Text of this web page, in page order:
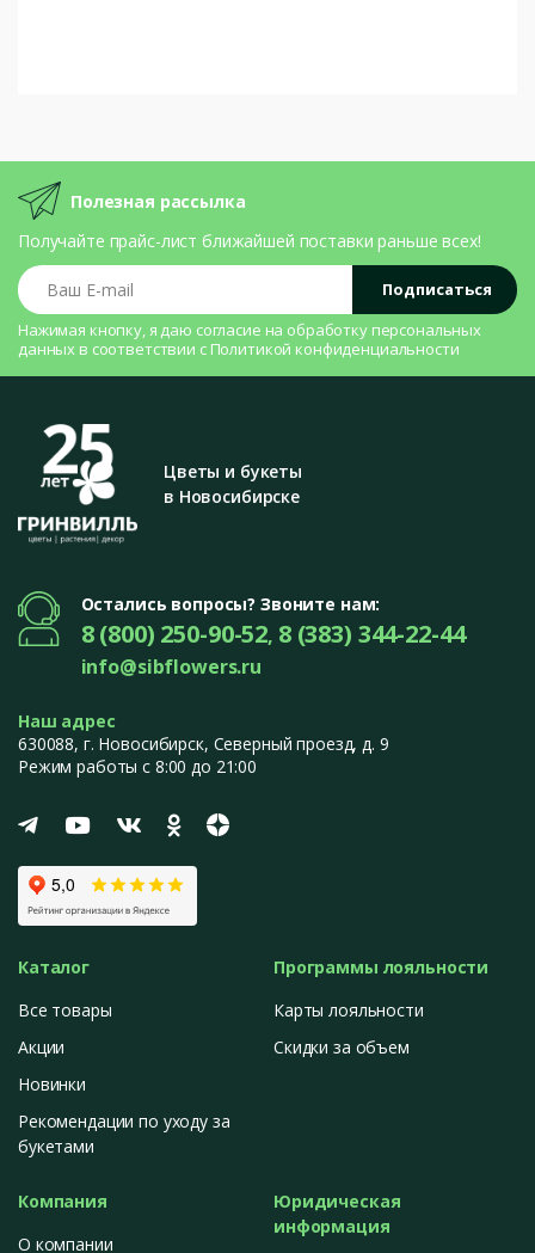
Полезная рассылка
Получайте прайс-лист ближайшей поставки раньше всех!
Ваш E-mail
Подписаться
Нажимая кнопку, я даю согласие на обработку персональных
данных в соответствии с Политикой конфиденциальности
Цветы и букеты
в Новосибирске
Остались вопросы? Звоните нам:
8 (800) 250-90-52, 8 (383) 344-22-44
info@sibflowers.ru
Наш адрес
630088, г. Новосибирск, Северный проезд, д. 9
Режим работы с 8:00 до 21:00
Каталог
Все товары
Акции
Новинки
Рекомендации по уходу за
букетами
Программы лояльности
Карты лояльности
Скидки за объем
Компания
О компании
Юридическая
информация